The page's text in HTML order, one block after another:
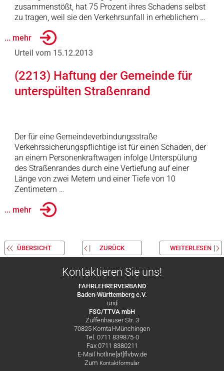
zusammenstößt, hat 75 Prozent ihres Schadens selbst
zu tragen, weil sie den Verkehrsunfall in erheblichem …
... mehr
Urteil vom 15.12.2013
(2213) Haftung der Gemeinde für
unterspülten Straßenrand
Der für eine Gemeindeverbindungsstraße
Verkehrssicherungspflichtige ist für einen Schaden, der
an einem Personenkraftwagen infolge Unterspülung
des Straßenrandes durch eine Vertiefung auf einer
Länge von zwei Metern und einer Tiefe von 10
Zentimetern …
... mehr
ÜBERSICHT ZURÜCK WEITERLESEN
Kontaktieren Sie uns!
FAHRLEHRERVERBAND
Baden-Württemberg e.V.
und
FSG/TTVA mbH
Zuffenhauser Str. 3
70825 Korntal-Münchingen
Tel. 0711 839875-0
Fax 0711 8380211
E-Mail hotline[at]flvbw.de
Zum Kontaktformular